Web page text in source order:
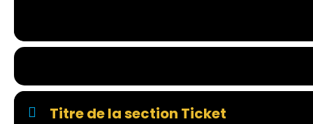
Titre de la section Ticket